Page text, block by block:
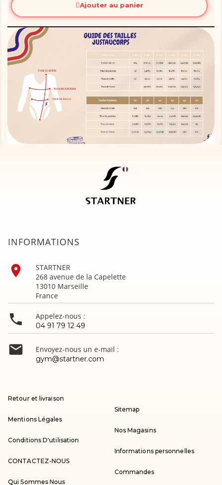
Ajouter au panier
INFORMATIONS

STARTNER
268 avenue de la Capelette
13010 Marseille
France
 Appelez-nous :
04 91 79 12 49
 Envoyez-nous un e-mail :
gym@startner.com
Retour et livraison
Mentions Légales
Conditions D'utilisation
CONTACTEZ-NOUS
Qui Sommes Nous
Sitemap
Nos Magasins
Informations personnelles
Commandes